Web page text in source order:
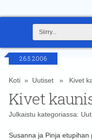
26.5.2006
Koti» Uutiset» Kivet
Kivet
Julkaistu kategoriassa:
Susanna ja Pinja etupihan